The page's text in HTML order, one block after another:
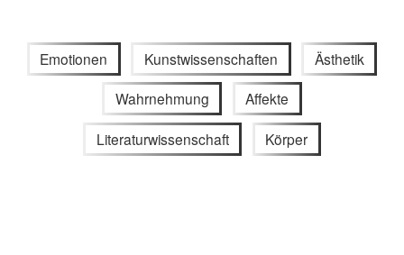
Emotionen Kunstwissenschaften Ästhetik
Wahrnehmung Affekte
Literaturwissenschaft Körper